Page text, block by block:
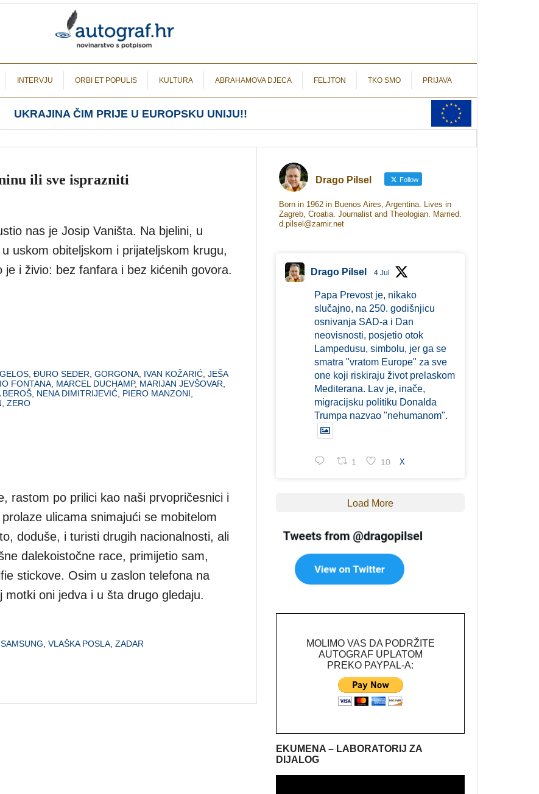
INTERVJU ORBI ET POPULIS KULTURA ABRAHAMOVA DJECA FELJTON TKO SMO PRIJAVA
UKRAJINA ČIM PRIJE U EUROPSKU UNIJU!!
ili sve isprazniti
nas je Josip Vaništa. Na bjelini, u
uskom obiteljskom i prijateljskom krugu,
je i živio: bez fanfara i bez kićenih govora.
ĐURO SEDER GORGONA IVAN KOŽARIĆ JEŠA
FONTANA MARCEL DUCHAMP, MARIJAN JEVŠOVAR
BEROŠ NENA DIMITRIJEVIĆ PIERO MANZONI
ZERO
rastom po prilici kao naši prvopričesnici i
ulicama snimajući se mobitelom
doduše, i turisti drugih nacionalnosti, ali
dalekoistočne race, primijetio sam,
stickove. Osim u zaslon telefona na
motki oni jedva i u šta drugo gledaju.
SAMSUNG VLAŠKA POSLA ZADAR
Drago Pilsel Follow
Born in 1962 in Buenos Aires, Argentina. Lives in
Zagreb, Croatia. Journalist and Theologian. Married.
d.pilsel@zamir.net
Drago Pilsel 4 Jul
Papa Prevost je, nikako
slučajno, na 250. godišnjicu
osnivanja SAD-a i Dan
neovisnosti, posjetio otok
Lampedusu, simbolu, jer ga se
smatra "vratom Europe" za sve
one koji riskiraju život prelaskom
Mediterana. Lav je, inače,
migracijsku politiku Donalda
Trumpa nazvao "nehumanom".
1 10 X
Load More
MOLIMO VAS DA PODRŽITE
AUTOGRAF UPLATOM
PREKO PAYPAL-A:
EKUMENA – LABORATORIJ ZA
DIJALOG